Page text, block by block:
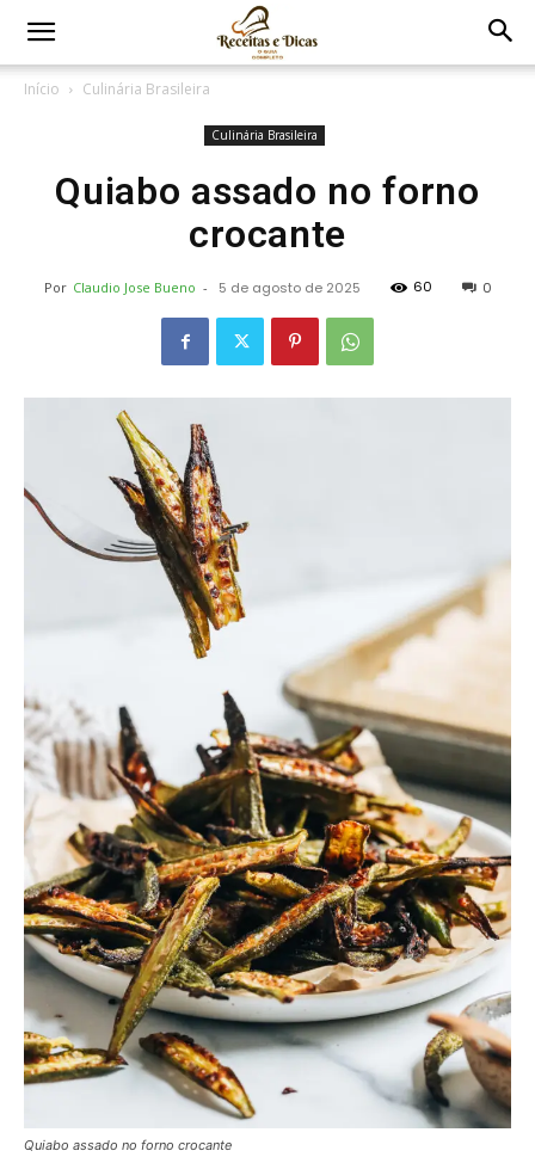
Início Culinária Brasileira
Culinária Brasileira
Quiabo assado no forno
crocante
Por Claudio Jose Bueno - 5 de agosto de 2025 60 0
Quiabo assado no forno crocante